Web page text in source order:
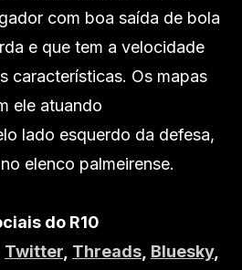
com boa saída de bola
e que tem a velocidade
características. Os mapas
ele atuando
lado esquerdo da defesa,
elenco palmeirense.
do R10
Twitter Threads Bluesky,